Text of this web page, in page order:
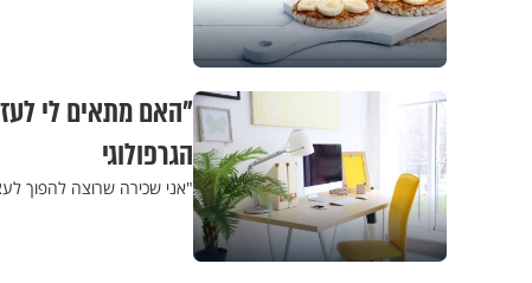
"האם מתאים לי
הגרפולוגי
"אני שכירה שרוצה להפוך